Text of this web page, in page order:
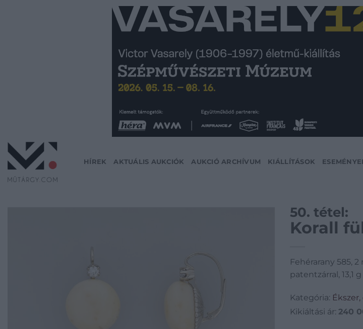
HÍREK AKTUÁLIS AUKCIÓK AUKCIÓ ARCHÍVUM KIÁLLÍTÁSOK
50. tétel:
Korall
Fehérarany 585,
patentzárral, 13,1 g
Kategória:
Kikiáltási ár: 240